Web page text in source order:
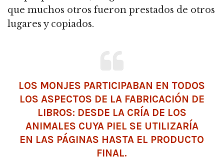
que muchos otros fueron prestados de otros
lugares y copiados.
LOS MONJES PARTICIPABAN EN TODOS
LOS ASPECTOS DE LA FABRICACIÓN DE
LIBROS: DESDE LA CRÍA DE LOS
ANIMALES CUYA PIEL SE UTILIZARÍA
EN LAS PÁGINAS HASTA EL PRODUCTO
FINAL.